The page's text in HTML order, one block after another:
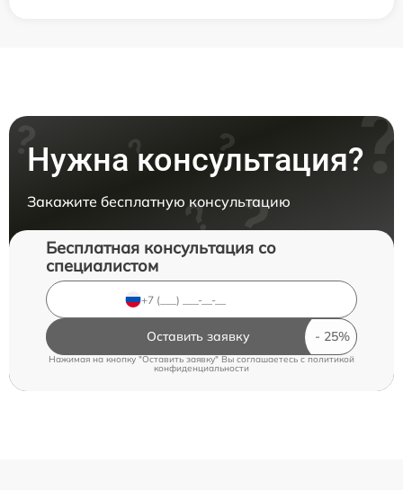
Нужна консультация?
Закажите бесплатную консультацию
Бесплатная консультация со
специалистом
Оставить заявку
Нажимая на кнопку "Оставить заявку" Вы соглашаетесь c политикой
конфиденциальности